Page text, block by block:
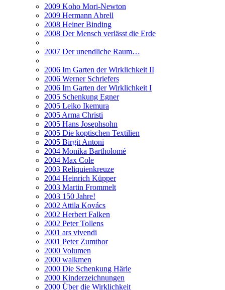
2009 Koho Mori-Newton
2009 Hermann Abrell
2008 Heiner Binding
2008 Der Mensch verlässt die Erde
2007 Der unendliche Raum…
2006 Im Garten der Wirklichkeit II
2006 Werner Schriefers
2006 Im Garten der Wirklichkeit I
2005 Schenkung Egner
2005 Leiko Ikemura
2005 Arma Christi
2005 Hans Josephsohn
2005 Die koptischen Textilien
2005 Birgit Antoni
2004 Monika Bartholomé
2004 Max Cole
2003 Reliquienkreuze
2004 Heinrich Küpper
2003 Martin Frommelt
2003 150 Jahre!
2002 Attila Kovács
2002 Herbert Falken
2002 Peter Tollens
2001 ars vivendi
2001 Peter Zumthor
2000 Volumen
2000 walkmen
2000 Die Schenkung Härle
2000 Kinderzeichnungen
2000 Über die Wirklichkeit